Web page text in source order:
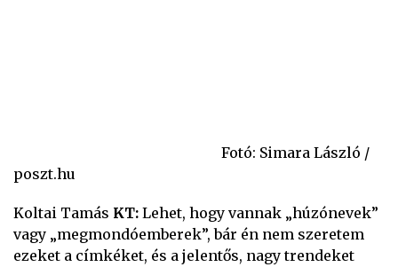
Fotó: Simara László /
poszt.hu
Koltai Tamás KT: Lehet, hogy vannak „húzónevek”
vagy „megmondóemberek”, bár én nem szeretem
ezeket a címkéket, és a jelentős, nagy trendeket